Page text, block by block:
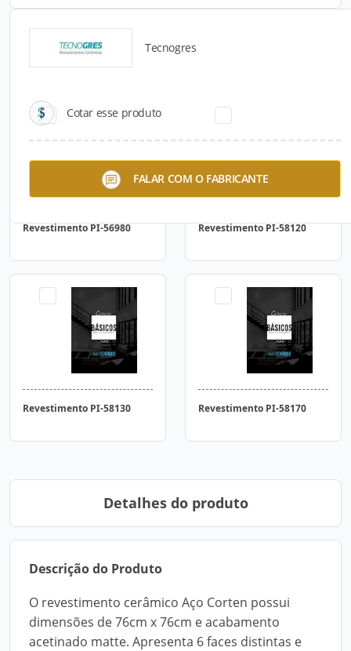
Tecnogres
Cotar esse produto
FALAR COM O FABRICANTE
Catálogos para Download
Revestimento PI-56980 Revestimento PI-58120
Revestimento PI-58130 Revestimento PI-58170
Detalhes do produto
Descrição do Produto
O revestimento cerâmico Aço Corten possui
dimensões de 76cm x 76cm e acabamento
acetinado matte. Apresenta 6 faces distintas e